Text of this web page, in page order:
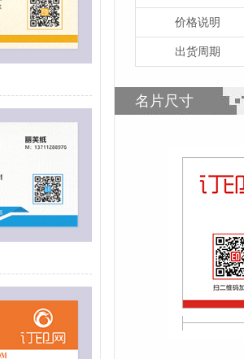
价格说明
出货周期
名片尺寸